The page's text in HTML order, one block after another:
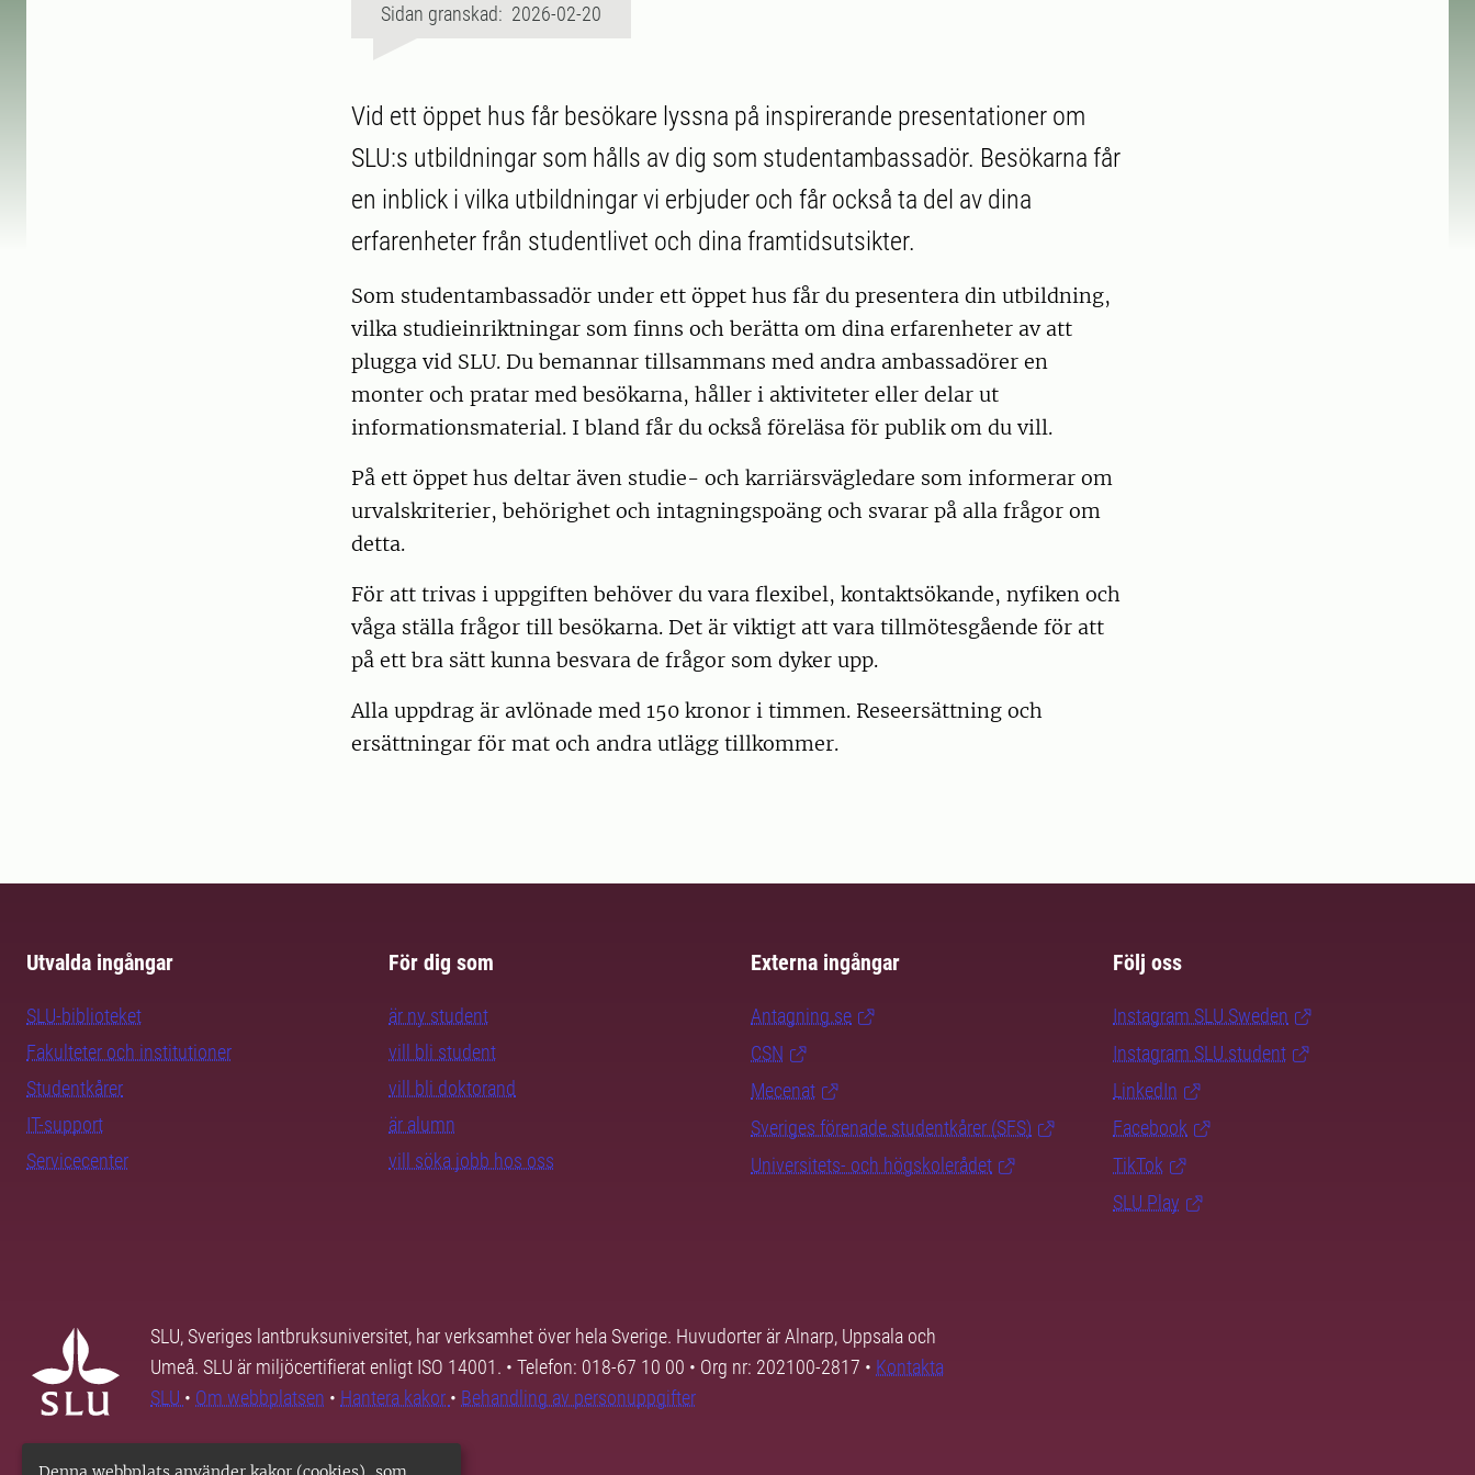
Sidan granskad: 2026-02-20
Vid ett öppet hus får besökare lyssna på inspirerande presentationer om
SLU:s utbildningar som hålls av dig som studentambassadör. Besökarna får
en inblick i vilka utbildningar vi erbjuder och får också ta del av dina
erfarenheter från studentlivet och dina framtidsutsikter.
Som studentambassadör under ett öppet hus får du presentera din utbildning,
vilka studieinriktningar som finns och berätta om dina erfarenheter av att
plugga vid SLU. Du bemannar tillsammans med andra ambassadörer en
monter och pratar med besökarna, håller i aktiviteter eller delar ut
informationsmaterial. I bland får du också föreläsa för publik om du vill.
På ett öppet hus deltar även studie- och karriärsvägledare som informerar om
urvalskriterier, behörighet och intagningspoäng och svarar på alla frågor om
detta.
För att trivas i uppgiften behöver du vara flexibel, kontaktsökande, nyfiken och
våga ställa frågor till besökarna. Det är viktigt att vara tillmötesgående för att
på ett bra sätt kunna besvara de frågor som dyker upp.
Alla uppdrag är avlönade med 150 kronor i timmen. Reseersättning och
ersättningar för mat och andra utlägg tillkommer.
Utvalda ingångar
SLU-biblioteket
Fakulteter och institutioner
Studentkårer
IT-support
Servicecenter
För dig som
är ny student
vill bli student
vill bli doktorand
är alumn
vill söka jobb hos oss
Externa ingångar
Antagning.se
CSN
Mecenat
Sveriges förenade studentkårer (SFS)
Universitets- och högskolerådet
Följ oss
Instagram SLU.Sweden
Instagram SLU.student
LinkedIn
Facebook
TikTok
SLU Play
SLU, Sveriges lantbruksuniversitet, har verksamhet över hela Sverige. Huvudorter är Alnarp, Uppsala och
Umeå. SLU är miljöcertifierat enligt ISO 14001. • Telefon: 018-67 10 00 • Org nr: 202100-2817 • Kontakta
SLU • Om webbplatsen • Hantera kakor • Behandling av personuppgifter